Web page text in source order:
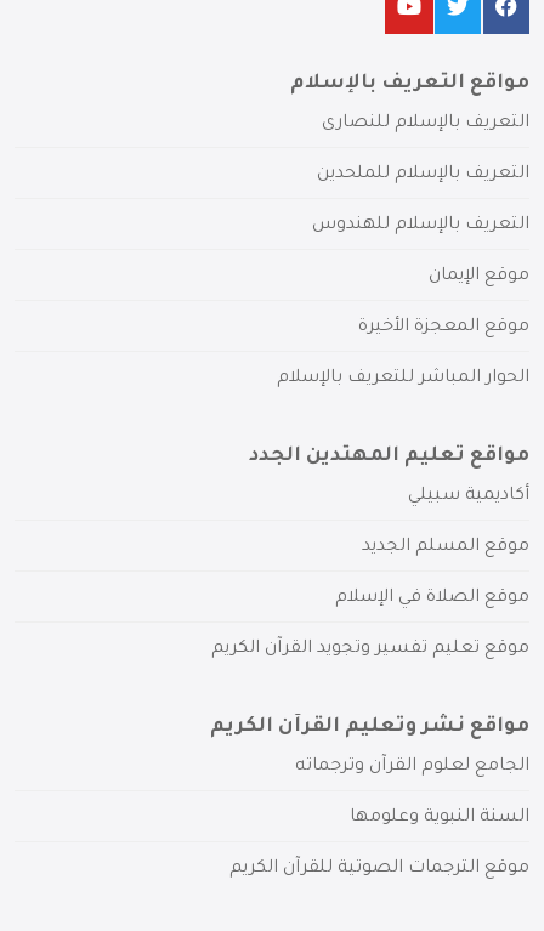
مواقع التعريف بالإسلام
التعريف بالإسلام للنصارى
التعريف بالإسلام للملحدين
التعريف بالإسلام للهندوس
موقع الإيمان
موقع المعجزة الأخيرة
الحوار المباشر للتعريف بالإسلام
مواقع تعليم المهتدين الجدد
أكاديمية سبيلي
موقع المسلم الجديد
موقع الصلاة في الإسلام
موقع تعليم تفسير وتجويد القرآن الكريم
مواقع نشر وتعليم القرآن الكريم
الجامع لعلوم القرآن وترجماته
السنة النبوية وعلومها
موقع الترجمات الصوتية للقرآن الكريم